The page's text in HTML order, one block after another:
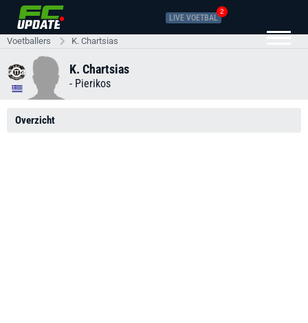
LIVE VOETBAL
2
Voetballers K. Chartsias
K. Chartsias
- Pierikos
Overzicht